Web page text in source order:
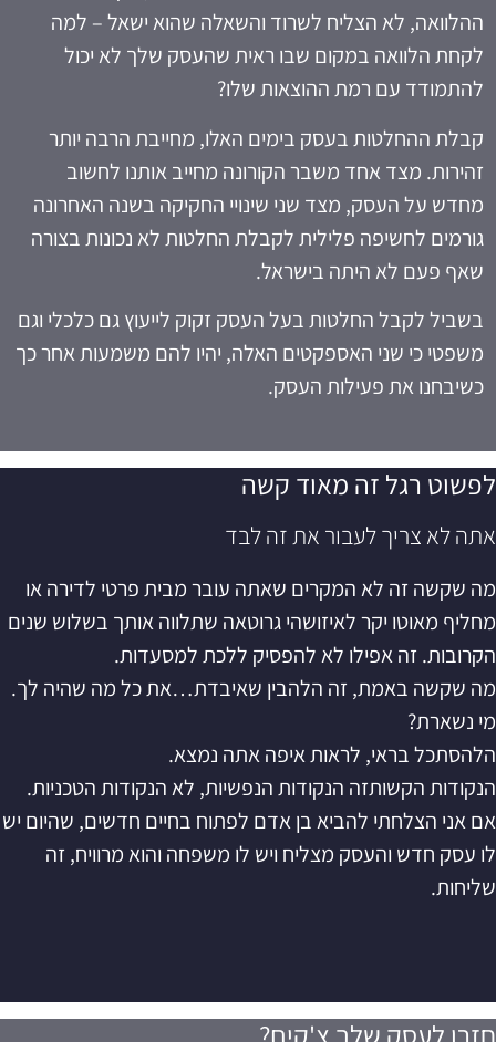
ההלוואה, לא הצליח לשרוד והשאלה שהוא ישאל – למה
לקחת הלוואה במקום שבו ראית שהעסק שלך לא יכול
להתמודד עם רמת ההוצאות שלו?
קבלת ההחלטות בעסק בימים האלו, מחייבת הרבה יותר
זהירות. מצד אחד משבר הקורונה מחייב אותנו לחשוב
מחדש על העסק, מצד שני שינויי החקיקה בשנה האחרונה
גורמים לחשיפה פלילית לקבלת החלטות לא נכונות בצורה
שאף פעם לא היתה בישראל.
בשביל לקבל החלטות בעל העסק זקוק לייעוץ גם כלכלי וגם
משפטי כי שני האספקטים האלה, יהיו להם משמעות אחר כך
כשיבחנו את פעילות העסק.
לפשוט רגל זה מאוד קשה
אתה לא צריך לעבור את זה לבד
מה שקשה זה לא המקרים שאתה עובר מבית פרטי לדירה או
מחליף מאוטו יקר לאיזושהי גרוטאה שתלווה אותך בשלוש שנים
הקרובות. זה אפילו לא להפסיק ללכת למסעדות.
מה שקשה באמת, זה הלהבין שאיבדת…את כל מה שהיה לך.
מי נשארת?
הלהסתכל בראי, לראות איפה אתה נמצא.
הנקודות הקשותזה הנקודות הנפשיות, לא הנקודות הטכניות.
אם אני הצלחתי להביא בן אדם לפתוח בחיים חדשים, שהיום יש
לו עסק חדש והעסק מצליח ויש לו משפחה והוא מרוויח, זה
שליחות.
חזרו לעסק שלך צ'קים?